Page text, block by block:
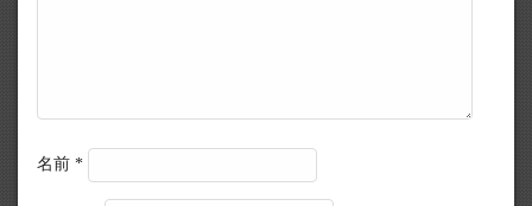
名前 *